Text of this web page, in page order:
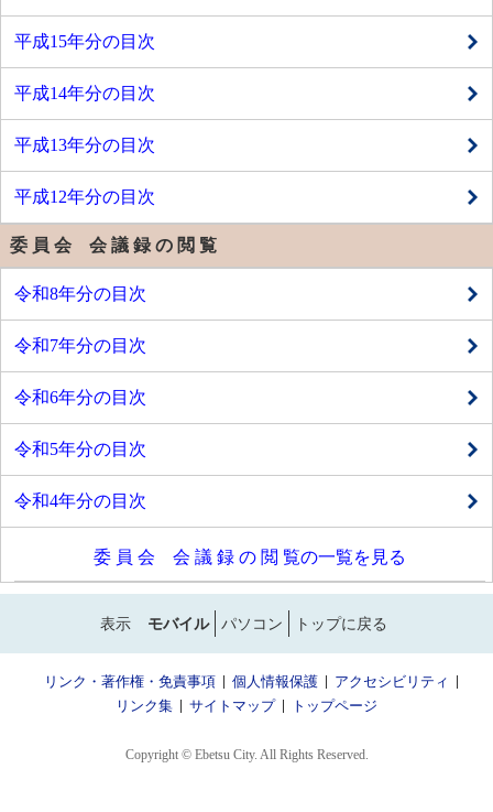
平成15年分の目次
平成14年分の目次
平成13年分の目次
平成12年分の目次
委 員 会 会 議 録 の 閲 覧
令和8年分の目次
令和7年分の目次
令和6年分の目次
令和5年分の目次
令和4年分の目次
委 員 会 会 議 録 の 閲 覧の一覧を見る
表示 モバイル パソコン トップに戻る
リンク・著作権・免責事項 個人情報保護
アクセシビリティ
リンク集
サイトマップ トップページ
Copyright © Ebetsu City. All Rights Reserved.